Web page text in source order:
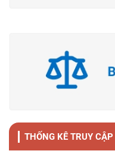
THỐNG KÊ TRUY CẬP